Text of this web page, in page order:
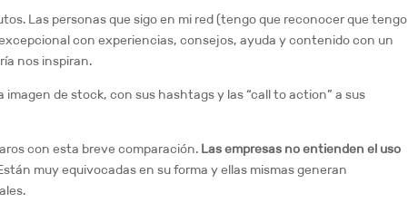
Las personas que sigo en mi red (tengo que reconocer que tengo
con experiencias, consejos, ayuda y contenido con un
nos inspiran.
imagen de stock, con sus hashtags y las “call to action” a sus
con esta breve comparación. Las empresas no entienden el uso
muy equivocadas en su forma y ellas mismas generan